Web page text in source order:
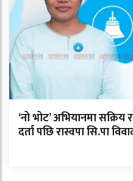
‘नो भोट’ अभियानमा
दर्ता पछि रास्वपा सि.पा